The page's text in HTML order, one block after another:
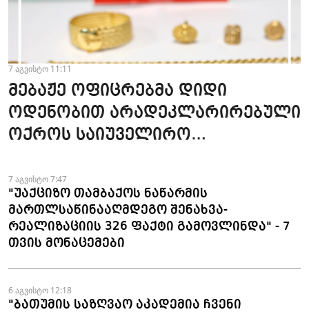
7 აგვისტო 11:11
მებაჟე ოფიცრებმა დიდი
ოდენობით არადეკლარირებული
ოქროს საიუველირო
ფაქტები აღკვეთეს
7 აგვისტო 7:47
"უაქციზო თამბაქოს ნაწარმის
მართლსაწინააღმდეგო შენახვა-
რეალიზაციის 326 ფაქტი გამოვლინდა" - 7
თვის მონაცემები
6 აგვისტო 12:18
"ბათუმის საზღვაო აკადემია ჩვენი